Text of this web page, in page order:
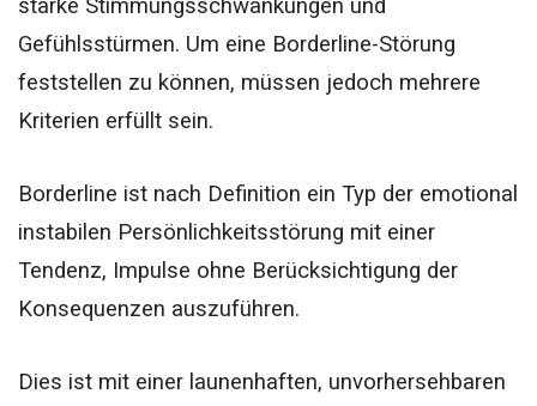
starke Stimmungsschwankungen und
Gefühlsstürmen. Um eine Borderline-Störung
feststellen zu können, müssen jedoch mehrere
Kriterien erfüllt sein.
Borderline ist nach Definition ein Typ der emotional
instabilen Persönlichkeitsstörung mit einer
Tendenz, Impulse ohne Berücksichtigung der
Konsequenzen auszuführen.
Dies ist mit einer launenhaften, unvorhersehbaren